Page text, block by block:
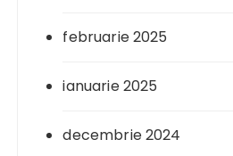
februarie 2025
ianuarie 2025
decembrie 2024